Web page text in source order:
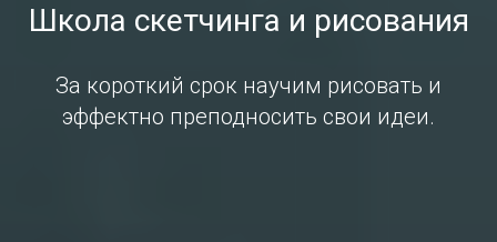
Школа скетчинга и рисования
За короткий срок научим рисовать и
эффектно преподносить свои идеи.